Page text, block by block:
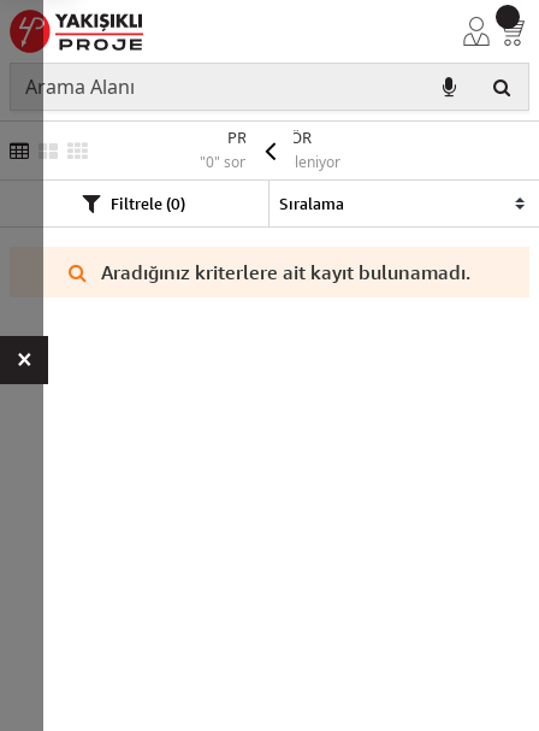
PROJEKTÖR
"0" sonuç listeleniyor
Filtrele (0)
Aradığınız kriterlere ait kayıt bulunamadı.
×